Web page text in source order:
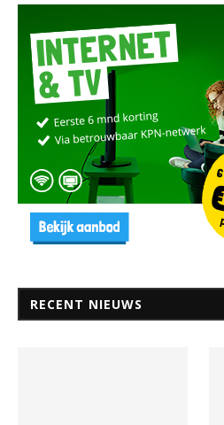
RECENT NIEUWS